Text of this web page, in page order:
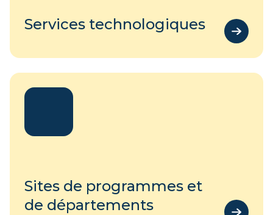
Services technologiques
Sites de programmes et
de départements